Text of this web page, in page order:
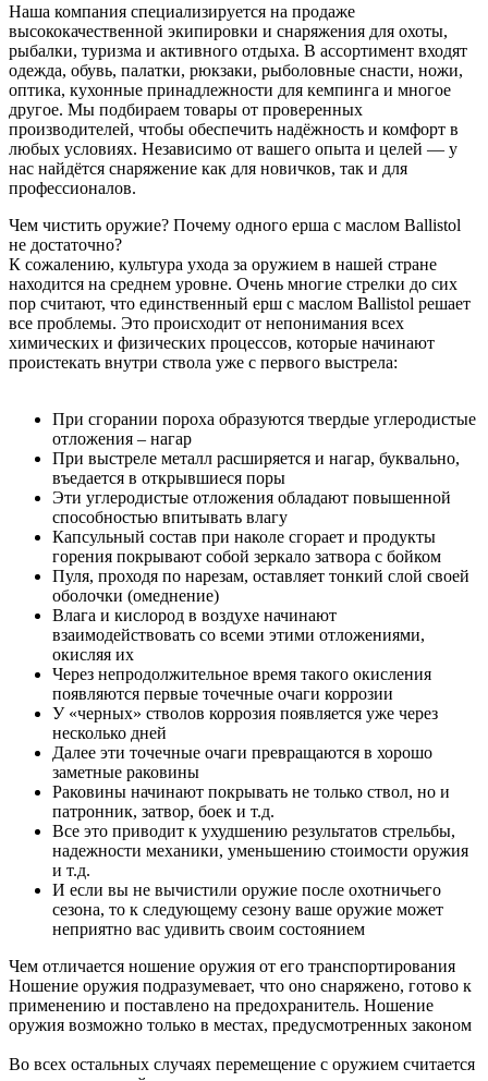
Наша компания специализируется на продаже
высококачественной экипировки и снаряжения для охоты,
рыбалки, туризма и активного отдыха. В ассортимент входят
одежда, обувь, палатки, рюкзаки, рыболовные снасти, ножи,
оптика, кухонные принадлежности для кемпинга и многое
другое. Мы подбираем товары от проверенных
производителей, чтобы обеспечить надёжность и комфорт в
любых условиях. Независимо от вашего опыта и целей — у
нас найдётся снаряжение как для новичков, так и для
профессионалов.
Чем чистить оружие? Почему одного ерша с маслом Ballistol
не достаточно?
К сожалению, культура ухода за оружием в нашей стране
находится на среднем уровне. Очень многие стрелки до сих
пор считают, что единственный ерш с маслом Ballistol решает
все проблемы. Это происходит от непонимания всех
химических и физических процессов, которые начинают
проистекать внутри ствола уже с первого выстрела:
При сгорании пороха образуются твердые углеродистые
отложения – нагар
При выстреле металл расширяется и нагар, буквально,
въедается в открывшиеся поры
Эти углеродистые отложения обладают повышенной
способностью впитывать влагу
Капсульный состав при наколе сгорает и продукты
горения покрывают собой зеркало затвора с бойком
Пуля, проходя по нарезам, оставляет тонкий слой своей
оболочки (омеднение)
Влага и кислород в воздухе начинают
взаимодействовать со всеми этими отложениями,
окисляя их
Через непродолжительное время такого окисления
появляются первые точечные очаги коррозии
У «черных» стволов коррозия появляется уже через
несколько дней
Далее эти точечные очаги превращаются в хорошо
заметные раковины
Раковины начинают покрывать не только ствол, но и
патронник, затвор, боек и т.д.
Все это приводит к ухудшению результатов стрельбы,
надежности механики, уменьшению стоимости оружия
и т.д.
И если вы не вычистили оружие после охотничьего
сезона, то к следующему сезону ваше оружие может
неприятно вас удивить своим состоянием
Чем отличается ношение оружия от его транспортирования
Ношение оружия подразумевает, что оно снаряжено, готово к
применению и поставлено на предохранитель. Ношение
оружия возможно только в местах, предусмотренных законом
Во всех остальных случаях перемещение с оружием считается